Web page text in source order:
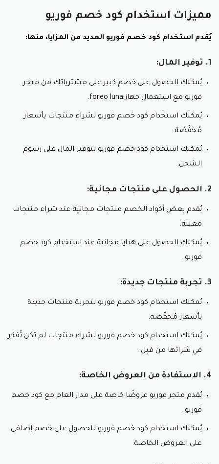
مميزات استخدام كود خصم فوريو
يُقدم استخدام كود خصم فوريو العديد من المزايا، منها:
1. توفير المال:
يُمكنك الحصول على خصم كبير على مشترياتك من متجر
فوريو مع استعمال جهاز foreo luna.
يُمكنك استخدام كود خصم فوريو لشراء منتجات بأسعار
مُخفّضة.
يُمكنك استخدام كود خصم فوريو لتوفير المال على رسوم
الشحن.
2. الحصول على منتجات مجانية:
يُقدم بعض أكواد الخصم منتجات مجانية عند شراء منتجات
معينة.
يُمكنك الحصول على هدايا مجانية عند استخدام كود خصم
فوريو .
3. تجربة منتجات جديدة:
يُمكنك استخدام كود خصم فوريو لتجربة منتجات جديدة
بأسعار مُخفّضة.
يُمكنك استخدام كود خصم فوريو لشراء منتجات لم تكن تُفكر
في شرائها من قبل.
4. الاستفادة من العروض الخاصة:
يُقدم متجر فوريو عروضًا خاصة على مدار العام مع كود خصم
فوريو .
يُمكنك استخدام كود خصم فوريو للحصول على خصم إضافي
على العروض الخاصة.